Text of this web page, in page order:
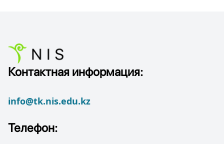
Контактная информация:
info@tk.nis.edu.kz
Телефон: